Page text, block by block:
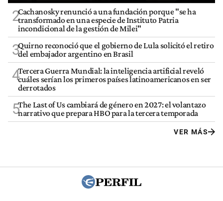
2Cachanosky renunció a una fundación porque "se ha
transformado en una especie de Instituto Patria
incondicional de la gestión de Milei"
3Quirno reconoció que el gobierno de Lula solicitó el retiro
del embajador argentino en Brasil
4Tercera Guerra Mundial: la inteligencia artificial reveló
cuáles serían los primeros países latinoamericanos en ser
derrotados
5The Last of Us cambiará de género en 2027: el volantazo
narrativo que prepara HBO para la tercera temporada
VER MÁS